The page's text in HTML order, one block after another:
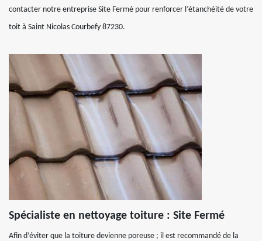
contacter notre entreprise Site Fermé pour renforcer l’étanchéité de votre
toit à Saint Nicolas Courbefy 87230.
Spécialiste en nettoyage toiture : Site Fermé
Afin d’éviter que la toiture devienne poreuse ; il est recommandé de la